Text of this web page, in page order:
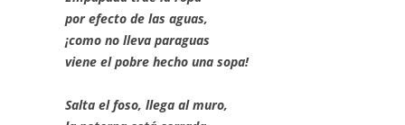
por efecto de las aguas,
¡como no lleva paraguas
viene el pobre hecho una sopa!
Salta el foso, llega al muro,